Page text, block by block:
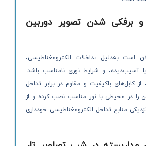
و برفکی شدن تصویر دوربین
است به‌دلیل تداخلات الکترومغناطیسی،
آسیب‌دیده، و شرایط نوری نامناسب باشد.
کابل‌های باکیفیت و مقاوم در برابر تداخل
را در محیطی با نور مناسب نصب کرده و از
منابع تداخل الکترومغناطیسی خودداری